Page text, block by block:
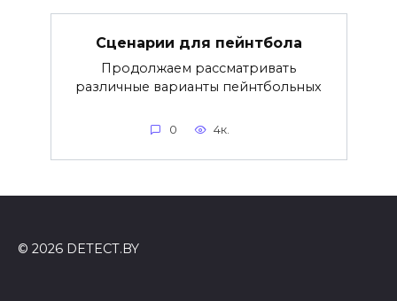
Сценарии для пейнтбола
Продолжаем рассматривать
различные варианты пейнтбольных
0 4к.
© 2026 DETECT.BY